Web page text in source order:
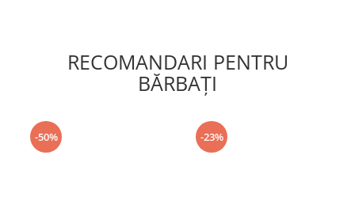
RECOMANDARI PENTRU
BĂRBAŢI
-50% -23%